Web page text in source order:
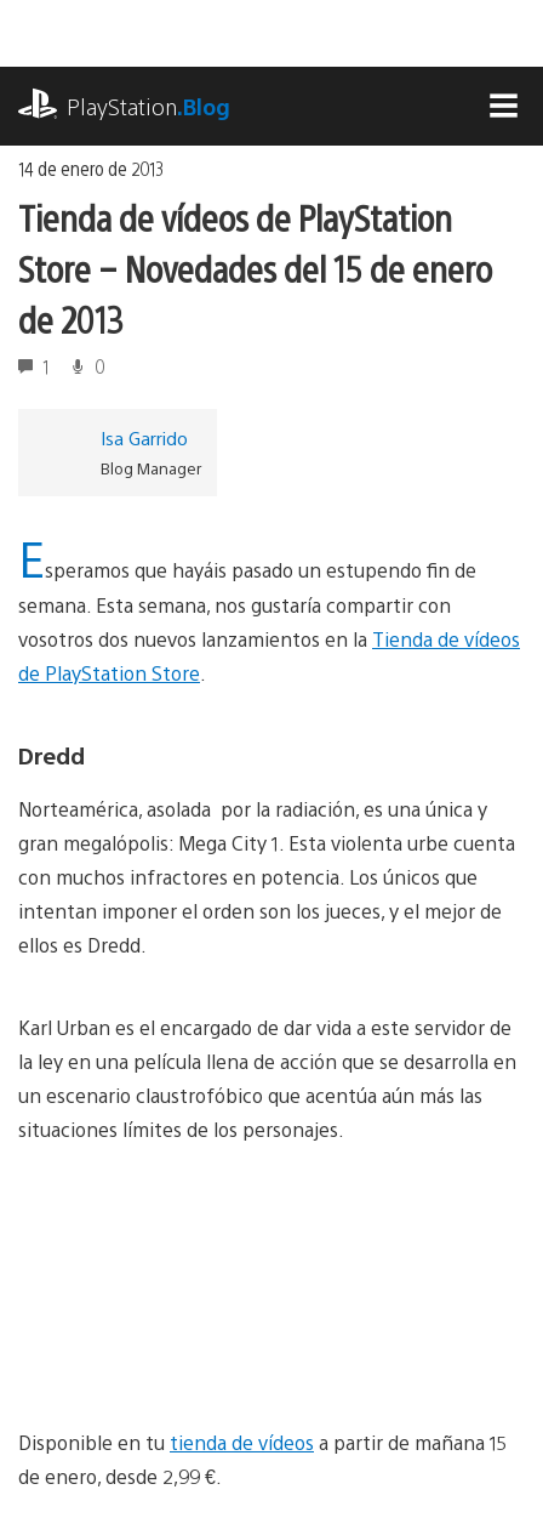
contenido
PlayStation.Blog
14 de enero de 2013
Tienda de vídeos de PlayStation
Store – Novedades del 15 de enero
de 2013
1 0
Isa Garrido
Blog Manager
Esperamos que hayáis pasado un estupendo fin de
semana. Esta semana, nos gustaría compartir con
vosotros dos nuevos lanzamientos en la Tienda de vídeos
de PlayStation Store
Dredd
Norteamérica, asolada por la radiación, es una única y
gran megalópolis: Mega City 1. Esta violenta urbe cuenta
con muchos infractores en potencia. Los únicos que
intentan imponer el orden son los jueces, y el mejor de
ellos es Dredd.
Karl Urban es el encargado de dar vida a este servidor de
la ley en una película llena de acción que se desarrolla en
un escenario claustrofóbico que acentúa aún más las
situaciones límites de los personajes.
Disponible en tu tienda de vídeos a partir de mañana 15
de enero, desde 2,99 €.